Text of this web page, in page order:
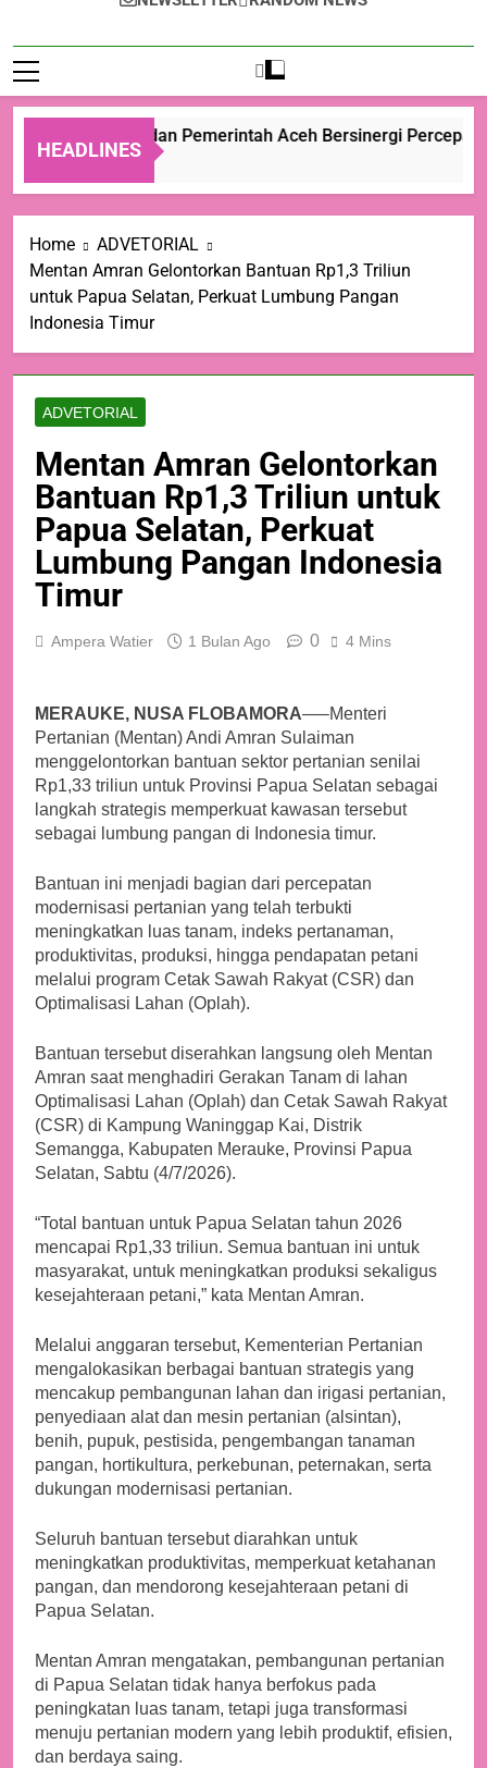
HEADLINES
Kementan dan Pemerintah Aceh Bersinergi Percepat
Home
ADVETORIAL
Mentan Amran Gelontorkan Bantuan Rp1,3 Triliun
untuk Papua Selatan, Perkuat Lumbung Pangan
Indonesia Timur
ADVETORIAL
Mentan Amran Gelontorkan
Bantuan Rp1,3 Triliun untuk
Papua Selatan, Perkuat
Lumbung Pangan Indonesia
Timur
Ampera Watier 1 Bulan Ago 0 4 Mins
MERAUKE, NUSA FLOBAMORA—–Menteri
Pertanian (Mentan) Andi Amran Sulaiman
menggelontorkan bantuan sektor pertanian senilai
Rp1,33 triliun untuk Provinsi Papua Selatan sebagai
langkah strategis memperkuat kawasan tersebut
sebagai lumbung pangan di Indonesia timur.
Bantuan ini menjadi bagian dari percepatan
modernisasi pertanian yang telah terbukti
meningkatkan luas tanam, indeks pertanaman,
produktivitas, produksi, hingga pendapatan petani
melalui program Cetak Sawah Rakyat (CSR) dan
Optimalisasi Lahan (Oplah).
Bantuan tersebut diserahkan langsung oleh Mentan
Amran saat menghadiri Gerakan Tanam di lahan
Optimalisasi Lahan (Oplah) dan Cetak Sawah Rakyat
(CSR) di Kampung Waninggap Kai, Distrik
Semangga, Kabupaten Merauke, Provinsi Papua
Selatan, Sabtu (4/7/2026).
“Total bantuan untuk Papua Selatan tahun 2026
mencapai Rp1,33 triliun. Semua bantuan ini untuk
masyarakat, untuk meningkatkan produksi sekaligus
kesejahteraan petani,” kata Mentan Amran.
Melalui anggaran tersebut, Kementerian Pertanian
mengalokasikan berbagai bantuan strategis yang
mencakup pembangunan lahan dan irigasi pertanian,
penyediaan alat dan mesin pertanian (alsintan),
benih, pupuk, pestisida, pengembangan tanaman
pangan, hortikultura, perkebunan, peternakan, serta
dukungan modernisasi pertanian.
Seluruh bantuan tersebut diarahkan untuk
meningkatkan produktivitas, memperkuat ketahanan
pangan, dan mendorong kesejahteraan petani di
Papua Selatan.
Mentan Amran mengatakan, pembangunan pertanian
di Papua Selatan tidak hanya berfokus pada
peningkatan luas tanam, tetapi juga transformasi
menuju pertanian modern yang lebih produktif, efisien,
dan berdaya saing.